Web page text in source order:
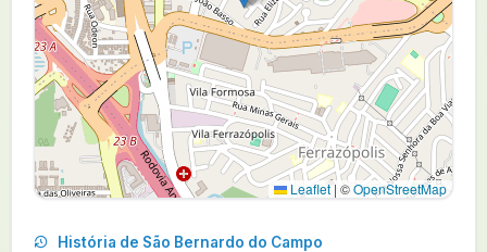
Leaflet| ©OpenStreetMap
História de São Bernardo do Campo